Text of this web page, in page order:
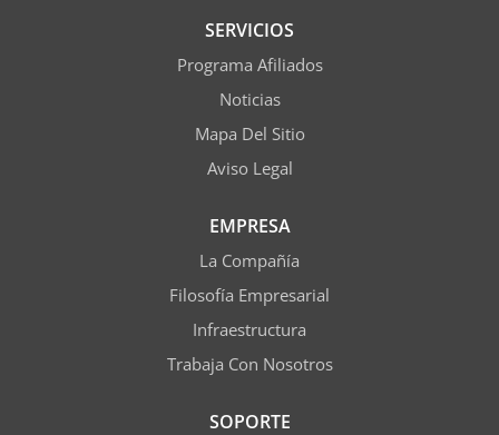
SERVICIOS
Programa Afiliados
Noticias
Mapa Del Sitio
Aviso Legal
EMPRESA
La Compañía
Filosofía Empresarial
Infraestructura
Trabaja Con Nosotros
SOPORTE